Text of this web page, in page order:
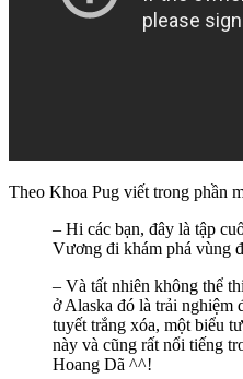
Theo Khoa Pug viết trong phần
– Hi các bạn, đây là tập
Vương đi khám phá vùng
– Và tất nhiên không thể
ở Alaska đó là trải nghiệm
tuyết trắng xóa, một biểu
này và cũng rất nổi tiếng
Hoang Dã ^^!